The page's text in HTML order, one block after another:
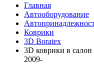
Главная
Автооборудование
Коврики
3D Boratex
3D коврики в
2009-